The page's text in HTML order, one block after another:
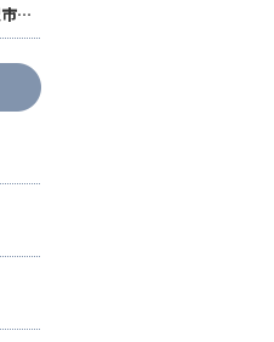
“求人積極採用中｜石川県金沢市で稼げる鳶職人になる！福利厚生も充実した【株式会社鳶翔】で安定して働きませんか？